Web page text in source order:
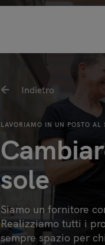
Indietro
LAVORIAMO IN UN POSTO AL
sole
Siamo un fornitore
Realizziamo tutti i
sempre spazio per